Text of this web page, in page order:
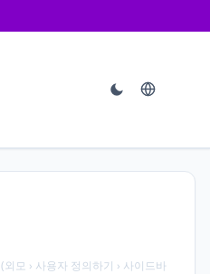
(외모 › 사용자 정의하기 › 사이드바